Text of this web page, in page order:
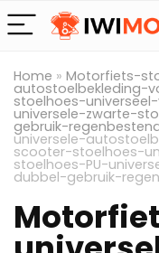
Home » Motorfiets-
autostoelbekleding-
stoelhoes-
universele-zwarte-
gebruik-
universele-
scooter-stoelhoes-
stoelhoes-PU-
dubbel-gebruik-